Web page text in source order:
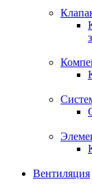
Вентиляция